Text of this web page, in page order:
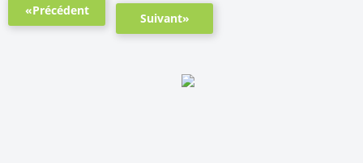
«Précédent
Suivant»